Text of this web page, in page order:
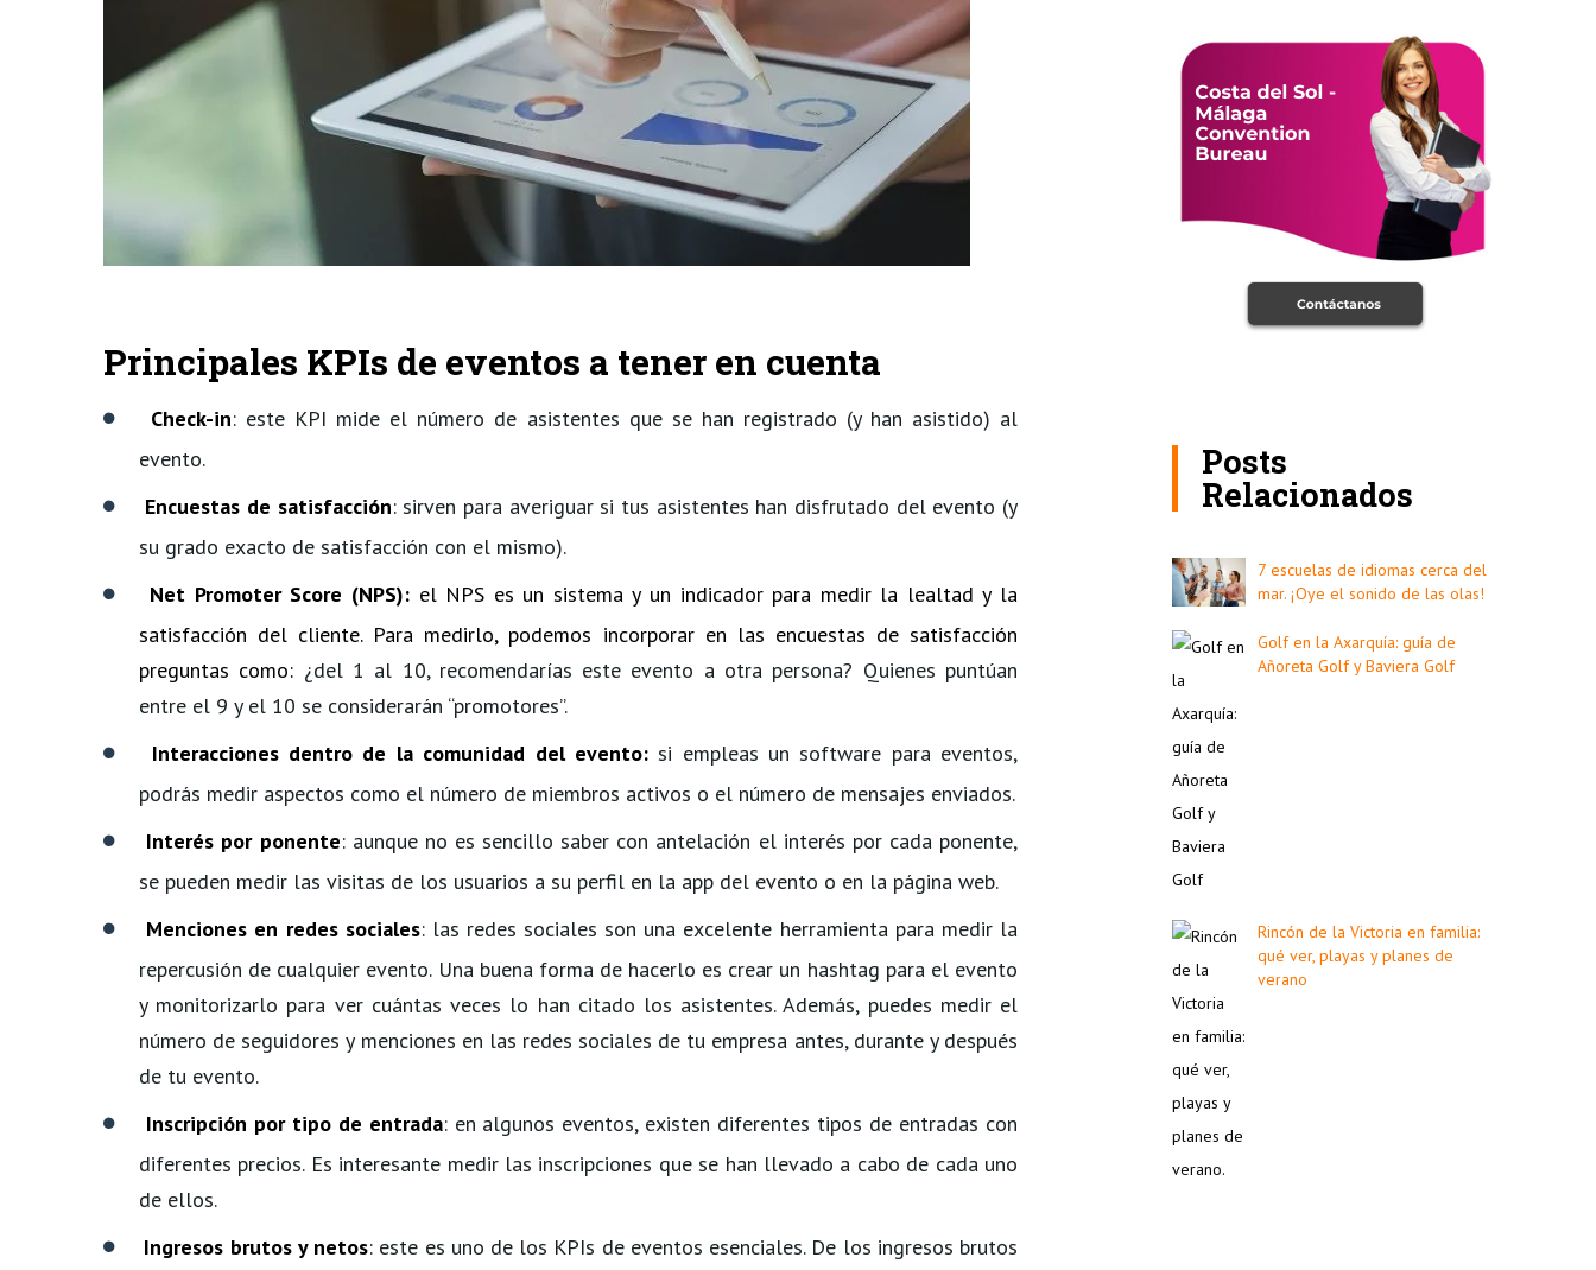
Principales KPIs de eventos a tener en cuenta
Check-in: este KPI mide el número de asistentes que se han registrado (y han asistido) al
evento.
Encuestas de satisfacción: sirven para averiguar si tus asistentes han disfrutado del evento (y
su grado exacto de satisfacción con el mismo).
Net Promoter Score (NPS):el NPS es un sistema y un indicador para medir la lealtad y la
satisfacción del cliente. Para medirlo, podemos incorporar en las encuestas de satisfacción
preguntas como: ¿del 1 al 10, recomendarías este evento a otra persona? Quienes puntúan
entre el 9 y el 10 se considerarán “promotores”.
Interacciones dentro de la comunidad del evento:si empleas un software para eventos,
podrás medir aspectos como el número de miembros activos o el número de mensajes enviados.
Interés por ponente: aunque no es sencillo saber con antelación el interés por cada ponente,
se pueden medir las visitas de los usuarios a su perfil en la app del evento o en la página web.
Menciones en redes sociales: las redes sociales son una excelente herramienta para medir la
repercusión de cualquier evento. Una buena forma de hacerlo es crear un hashtag para el evento
y monitorizarlo para ver cuántas veces lo han citado los asistentes. Además, puedes medir el
número de seguidores y menciones en las redes sociales de tu empresa antes, durante y después
de tu evento.
Inscripción por tipo de entrada: en algunos eventos, existen diferentes tipos de entradas con
diferentes precios. Es interesante medir las inscripciones que se han llevado a cabo de cada uno
de ellos.
Ingresos brutos y netos: este es uno de los KPIs de eventos esenciales. De los ingresos brutos
Posts
Relacionados
7 escuelas de idiomas cerca del
mar. ¡Oye el sonido de las olas!
Golf en la Axarquía: guía de
Añoreta Golf y Baviera Golf
Rincón de la Victoria en familia:
qué ver, playas y planes de
verano